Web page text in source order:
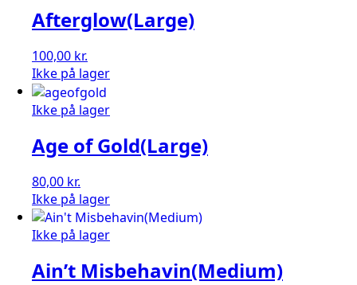
Afterglow(Large)
100,00 kr.
Ikke på lager
Ikke på lager
Age of Gold(Large)
80,00 kr.
Ikke på lager
Ikke på lager
Ain’t Misbehavin(Medium)